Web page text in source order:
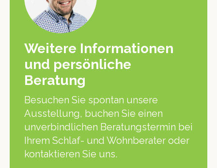
Weitere Informationen
und persönliche
Beratung
Besuchen Sie spontan unsere
Ausstellung, buchen Sie einen
unverbindlichen Beratungstermin bei
Ihrem Schlaf- und Wohnberater oder
kontaktieren Sie uns.